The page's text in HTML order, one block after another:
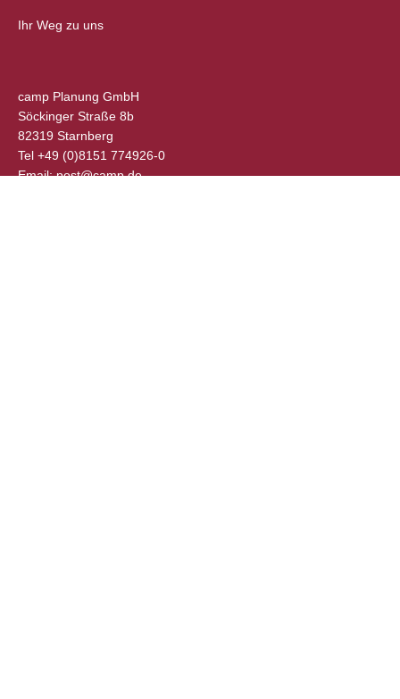
Ihr Weg zu uns
camp Planung GmbH
Söckinger Straße 8b
82319 Starnberg
Tel +49 (0)8151 774926-0
Email: post@camp.de